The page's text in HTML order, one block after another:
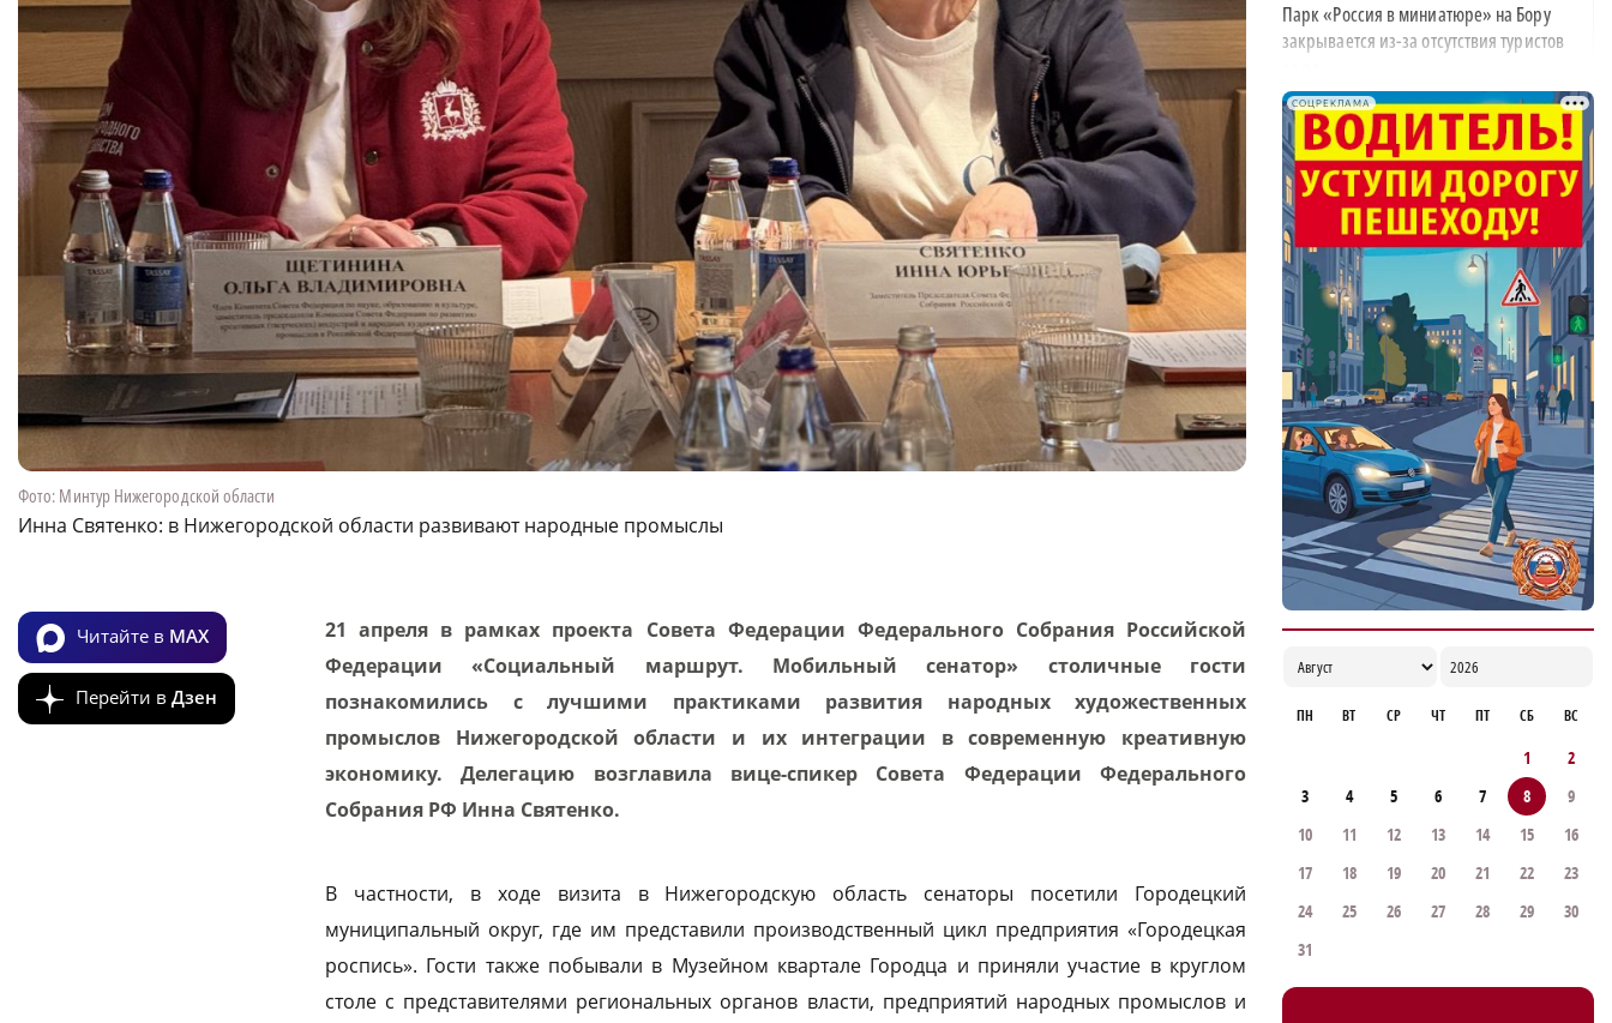
Фото: Минтур Нижегородской области
Инна Святенко: в Нижегородской области развивают народные промыслы
Читайте в MAX
Перейти в Дзен
21 апреля в рамках проекта Совета Федерации Федерального Собрания Российской
Федерации «Социальный маршрут. Мобильный сенатор» столичные гости
познакомились с лучшими практиками развития народных художественных
промыслов Нижегородской области и их интеграции в современную креативную
экономику. Делегацию возглавила вице-спикер Совета Федерации Федерального
Собрания РФ Инна Святенко.
В частности, в ходе визита в Нижегородскую область сенаторы посетили Городецкий
муниципальный округ, где им представили производственный цикл предприятия «Городецкая
роспись». Гости также побывали в Музейном квартале Городца и приняли участие в круглом
столе с представителями региональных органов власти, предприятий народных промыслов и
Парк «Россия в миниатюре» на Бору
закрывается из-за отсутствия туристов
Найти своего человека: как помогают
питомцам в центре «Планета кошек»
13:00
У нижегородских абитуриентов стали
популярны инженерные направления
12:48
Как помощь людям стала главным делом
жизни для нижегородской студентки
12:47
СОЦРЕКЛАМА
ПН ВТ СР ЧТ ПТ СБ ВС
1
2
3
4 5 6 7 8
9
10
11 12 13 14 15
16
17
18 19 20 21 22
23
24
25 26 27 28 29
30
31